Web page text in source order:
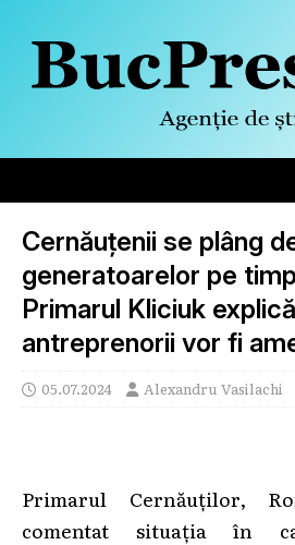
Cernăuțenii se plâng
generatoarelor pe
Primarul Kliciuk
antreprenorii vor fi
05.07.2024 Alexandru Vasilachi
Primarul Cernăuților,
comentat situația în